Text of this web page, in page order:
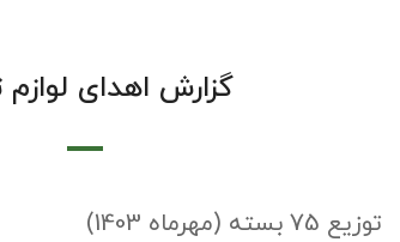
گزارش اهدای لوازم
توزیع 75 بسته (مهرماه 1403)